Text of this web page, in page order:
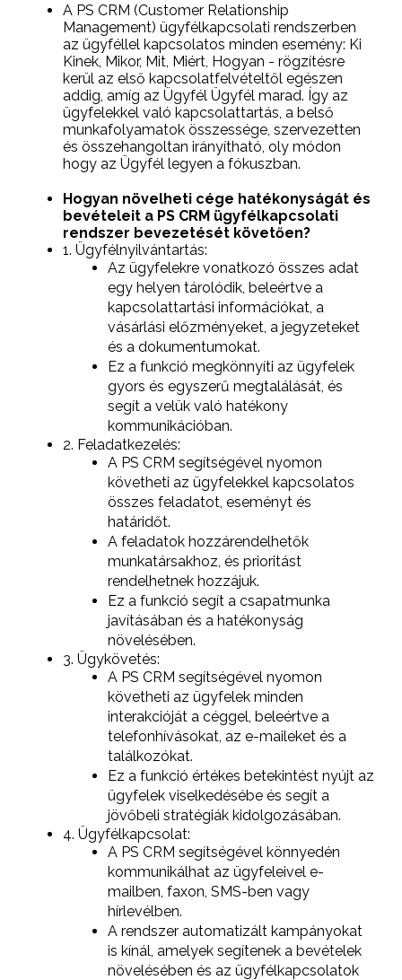
A PS CRM (Customer Relationship
Management) ügyfélkapcsolati rendszerben
az ügyféllel kapcsolatos minden esemény: Ki
Kinek, Mikor, Mit, Miért, Hogyan - rögzítésre
kerül az első kapcsolatfelvételtől egészen
addig, amíg az Ügyfél Ügyfél marad. Így az
ügyfelekkel való kapcsolattartás, a belső
munkafolyamatok összessége, szervezetten
és összehangoltan irányítható, oly módon
hogy az Ügyfél legyen a fókuszban.
Hogyan növelheti cége hatékonyságát és
bevételeit a PS CRM ügyfélkapcsolati
rendszer bevezetését követően?
1. Ügyfélnyilvántartás:
Az ügyfelekre vonatkozó összes adat
egy helyen tárolódik, beleértve a
kapcsolattartási információkat, a
vásárlási előzményeket, a jegyzeteket
és a dokumentumokat.
Ez a funkció megkönnyíti az ügyfelek
gyors és egyszerű megtalálását, és
segít a velük való hatékony
kommunikációban.
2. Feladatkezelés:
A PS CRM segítségével nyomon
követheti az ügyfelekkel kapcsolatos
összes feladatot, eseményt és
határidőt.
A feladatok hozzárendelhetők
munkatársakhoz, és prioritást
rendelhetnek hozzájuk.
Ez a funkció segít a csapatmunka
javításában és a hatékonyság
növelésében.
3. Ügykövetés:
A PS CRM segítségével nyomon
követheti az ügyfelek minden
interakcióját a céggel, beleértve a
telefonhívásokat, az e-maileket és a
találkozókat.
Ez a funkció értékes betekintést nyújt az
ügyfelek viselkedésébe és segít a
jövőbeli stratégiák kidolgozásában.
4. Ügyfélkapcsolat:
A PS CRM segítségével könnyedén
kommunikálhat az ügyfeleivel e-
mailben, faxon, SMS-ben vagy
hírlevélben.
A rendszer automatizált kampányokat
is kínál, amelyek segítenek a bevételek
növelésében és az ügyfélkapcsolatok